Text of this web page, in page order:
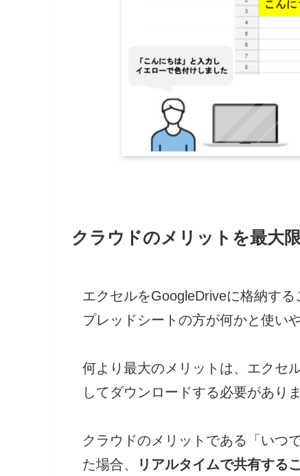
クラウドのメリットを最大
エクセルをGoogleDriveに格納す
プレッドシートの方が何かと使い
何より最大のメリットは、エクセ
してダウンロードする必要がありま
クラウドのメリットである「いつ
た場合、
リアルタイムで共有する